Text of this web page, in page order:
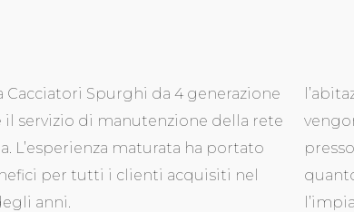
Cacciatori Spurghi da 4 generazione
il servizio di manutenzione della rete
L’esperienza maturata ha portato
per tutti i clienti acquisiti nel
anni.